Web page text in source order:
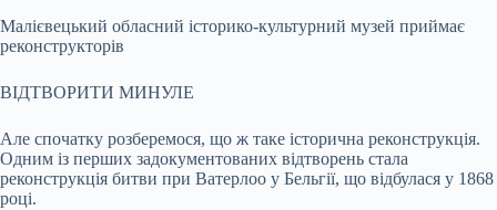
Малієвецький обласний історико-культурний музей приймає
реконструкторів
ВІДТВОРИТИ МИНУЛЕ
Але спочатку розберемося, що ж таке історична реконструкція.
Одним із перших задокументованих відтворень стала
реконструкція битви при Ватерлоо у Бельгії, що відбулася у 1868
році.